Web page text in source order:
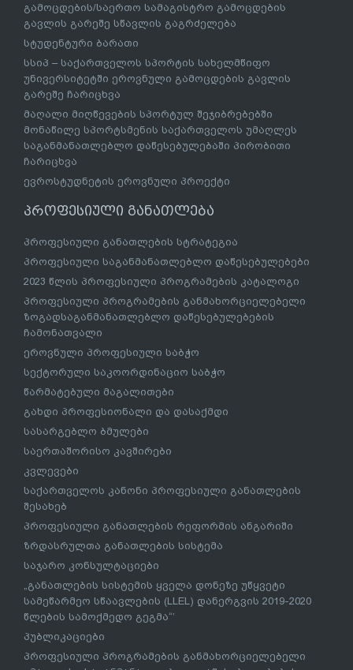
გამოცდების/საერთო სამაგისტრო გამოცდების
გავლის გარეშე სწავლის გაგრძელება
სტუდენტური ბარათი
სსიპ – საქართველოს სპორტის სახელმწიფო
უნივერსიტეტში ეროვნული გამოცდების გავლის
გარეშე ჩარიცხვა
მაღალი მიღწევების სპორტულ შეჯიბრებებში
მონაწილე სპორტსმენის საქართველოს უმაღლეს
საგანმანათლებლო დაწესებულებაში პირობითი
ჩარიცხვა
ევროსტუდნეტის ეროვნული პროექტი
პროფესიული განათლება
პროფესიული განათლების სტრატეგია
პროფესიული საგანმანათლებლო დაწესებულებები
2023 წლის პროფესიული პროგრამების კატალოგი
პროფესიული პროგრამების განმახორციელებელი
ზოგადსაგანმანათლებლო დაწესებულებების
ჩამონათვალი
ეროვნული პროფესიული საბჭო
სექტორული საკოორდინაციო საბჭო
წარმატებული მაგალითები
გახდი პროფესიონალი და დასაქმდი
სასარგებლო ბმულები
საერთაშორისო კავშირები
კვლევები
საქართველოს კანონი პროფესიული განათლების
შესახებ
პროფესიული განათლების რეფორმის ანგარიში
ზრდასრულთა განათლების სისტემა
საჯარო კონსულტაციები
„განათლების სისტემის ყველა დონეზე უწყვეტი
სამეწარმეო სწაავლების (LLEL) დანერგვის 2019-2020
წლების სამოქმედო გეგმა“’
პუბლიკაციები
პროფესიული პროგრამების განმახორციელებელი